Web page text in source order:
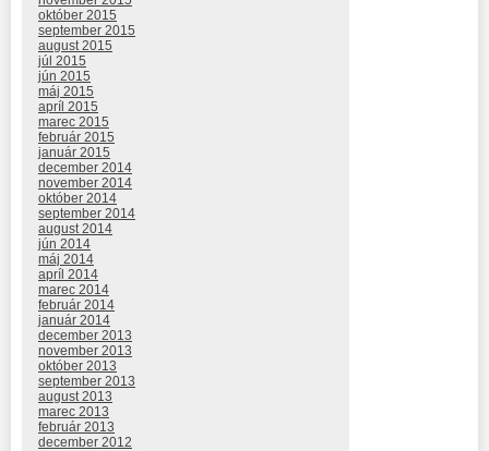
október 2015
september 2015
august 2015
júl 2015
jún 2015
máj 2015
apríl 2015
marec 2015
február 2015
január 2015
december 2014
november 2014
október 2014
september 2014
august 2014
jún 2014
máj 2014
apríl 2014
marec 2014
február 2014
január 2014
december 2013
november 2013
október 2013
september 2013
august 2013
marec 2013
február 2013
december 2012